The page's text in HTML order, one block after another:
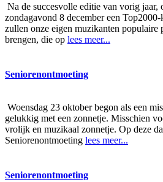
Na de succesvolle editie van vorig jaar,
zondagavond 8 december een
zullen onze eigen muzikanten populaire
brengen, die op lees meer...
Seniorenontmoeting
Woensdag 23 oktober begon als een
gelukkig met een zonnetje. Misschien
vrolijk en muzikaal zonnetje. Op deze
Seniorenontmoeting lees meer...
Seniorenontmoeting